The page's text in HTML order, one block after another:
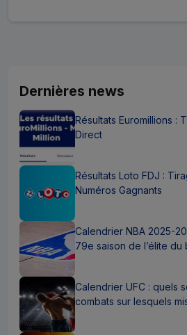
Dernières news
Résultats Euromillions :
Direct
Résultats Loto FDJ :
Numéros Gagnants
Calendrier NBA 2025-
79e saison de l’élite du
Calendrier UFC : quels
combats sur lesquels